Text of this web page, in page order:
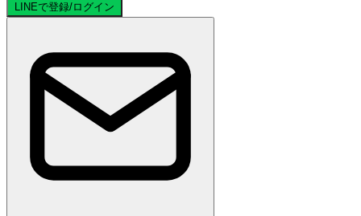
LINEで登録/ログイン